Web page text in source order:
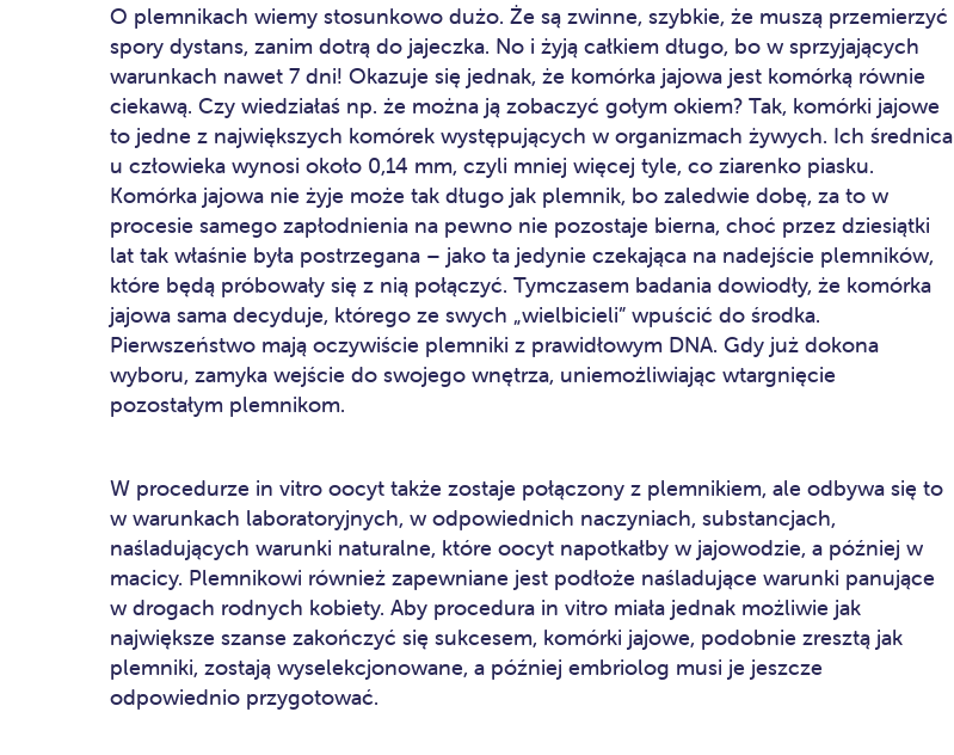
O plemnikach wiemy stosunkowo dużo. Że są zwinne, szybkie, że muszą przemierzyć
spory dystans, zanim dotrą do jajeczka. No i żyją całkiem długo, bo w sprzyjających
warunkach nawet 7 dni! Okazuje się jednak, że komórka jajowa jest komórką równie
ciekawą. Czy wiedziałaś np. że można ją zobaczyć gołym okiem? Tak, komórki jajowe
to jedne z największych komórek występujących w organizmach żywych. Ich średnica
u człowieka wynosi około 0,14 mm, czyli mniej więcej tyle, co ziarenko piasku.
Komórka jajowa nie żyje może tak długo jak plemnik, bo zaledwie dobę, za to w
procesie samego zapłodnienia na pewno nie pozostaje bierna, choć przez dziesiątki
lat tak właśnie była postrzegana – jako ta jedynie czekająca na nadejście plemników,
które będą próbowały się z nią połączyć. Tymczasem badania dowiodły, że komórka
jajowa sama decyduje, którego ze swych „wielbicieli” wpuścić do środka.
Pierwszeństwo mają oczywiście plemniki z prawidłowym DNA. Gdy już dokona
wyboru, zamyka wejście do swojego wnętrza, uniemożliwiając wtargnięcie
pozostałym plemnikom.
W procedurze in vitro oocyt także zostaje połączony z plemnikiem, ale odbywa się to
w warunkach laboratoryjnych, w odpowiednich naczyniach, substancjach,
naśladujących warunki naturalne, które oocyt napotkałby w jajowodzie, a później w
macicy. Plemnikowi również zapewniane jest podłoże naśladujące warunki panujące
w drogach rodnych kobiety. Aby procedura in vitro miała jednak możliwie jak
największe szanse zakończyć się sukcesem, komórki jajowe, podobnie zresztą jak
plemniki, zostają wyselekcjonowane, a później embriolog musi je jeszcze
odpowiednio przygotować.